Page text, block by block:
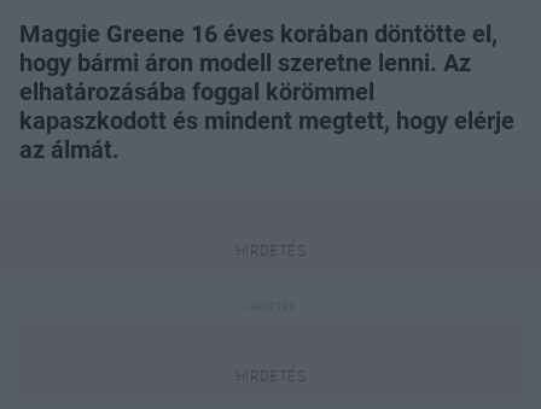
Maggie Greene 16 éves korában döntötte el,
hogy bármi áron modell szeretne lenni. Az
elhatározásába foggal körömmel
kapaszkodott és mindent megtett, hogy elérje
az álmát.